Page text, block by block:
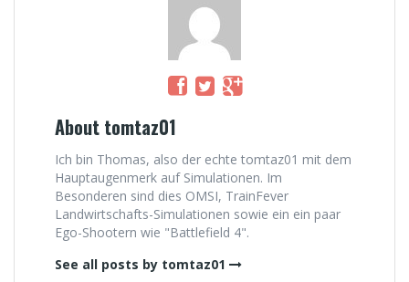
About tomtaz01
Ich bin Thomas, also der echte tomtaz01 mit dem
Hauptaugenmerk auf Simulationen. Im
Besonderen sind dies OMSI, TrainFever
Landwirtschafts-Simulationen sowie ein ein paar
Ego-Shootern wie "Battlefield 4".
See all posts by tomtaz01